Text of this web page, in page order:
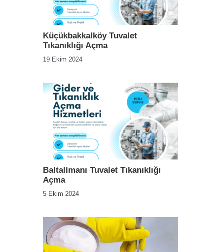
Küçükbakkalköy Tuvalet
Tıkanıklığı Açma
19 Ekim 2024
Baltalimanı Tuvalet Tıkanıklığı
Açma
5 Ekim 2024